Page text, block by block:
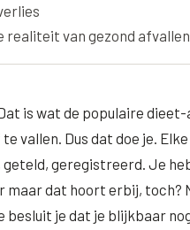
Profiel
realiteit van gezond afvallen
is wat de populaire dieet-
vallen. Dus dat doe je.
geteld, geregistreerd. Je
maar dat hoort erbij, toch?
besluit je dat je blijkbaar